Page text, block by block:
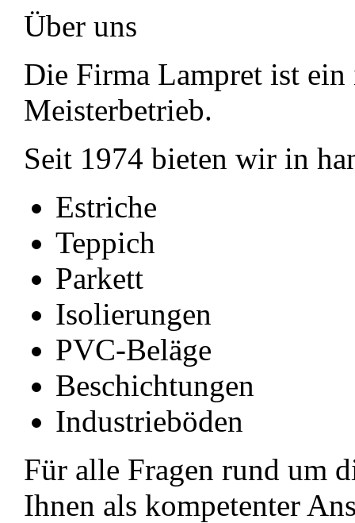
Über uns
Die Firma Lampret ist
Meisterbetrieb.
Seit 1974 bieten wir in
Estriche
Teppich
Parkett
Isolierungen
PVC-Beläge
Beschichtungen
Industrieböden
Für alle Fragen rund um
Ihnen als kompetenter